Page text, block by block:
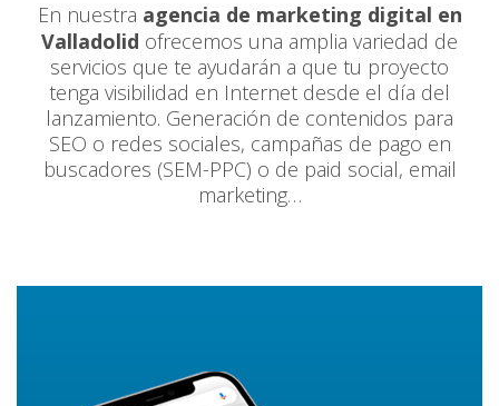
En nuestra agencia de marketing digital en
Valladolid ofrecemos una amplia variedad de
servicios que te ayudarán a que tu proyecto
tenga visibilidad en Internet desde el día del
lanzamiento. Generación de contenidos para
SEO o redes sociales, campañas de pago en
buscadores (SEM-PPC) o de paid social, email
marketing…